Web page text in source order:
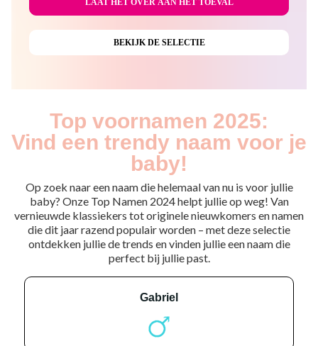
Top voornamen 2025:
Vind een trendy naam voor je
baby!
Op zoek naar een naam die helemaal van nu is voor jullie
baby? Onze Top Namen 2024 helpt jullie op weg! Van
vernieuwde klassiekers tot originele nieuwkomers en namen
die dit jaar razend populair worden – met deze selectie
ontdekken jullie de trends en vinden jullie een naam die
perfect bij jullie past.
gabriel